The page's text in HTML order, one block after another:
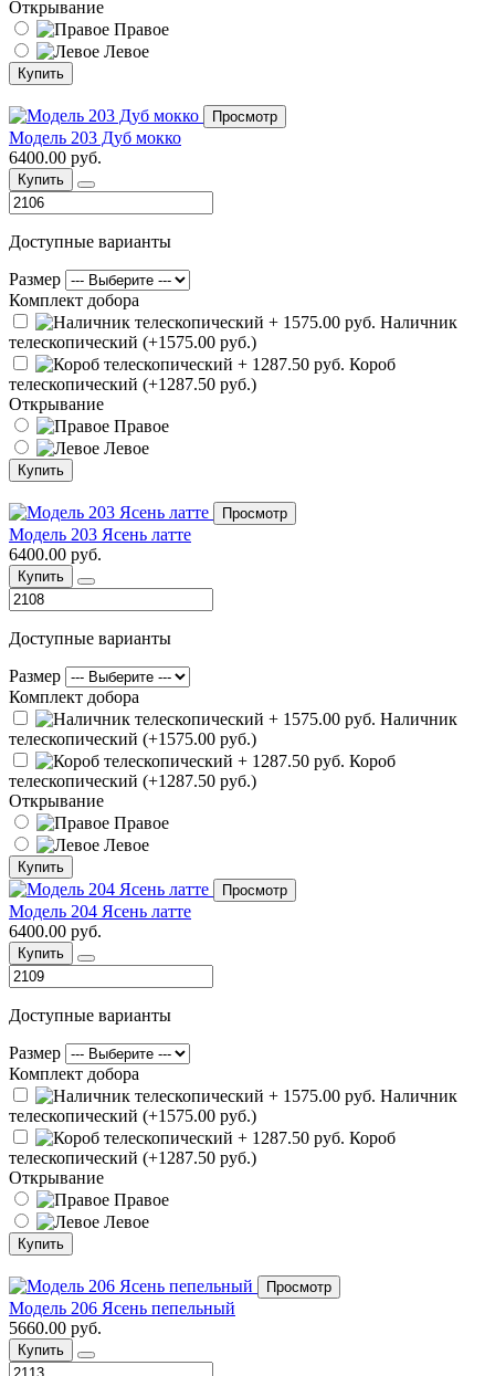
Открывание
Правое
Левое
Купить
Просмотр
Модель 203 Дуб мокко
6400.00 руб.
Купить
Доступные варианты
Размер
Комплект добора
Наличник
телескопический (+1575.00 руб.)
Короб
телескопический (+1287.50 руб.)
Открывание
Правое
Левое
Купить
Просмотр
Модель 203 Ясень латте
6400.00 руб.
Купить
Доступные варианты
Размер
Комплект добора
Наличник
телескопический (+1575.00 руб.)
Короб
телескопический (+1287.50 руб.)
Открывание
Правое
Левое
Купить
Просмотр
Модель 204 Ясень латте
6400.00 руб.
Купить
Доступные варианты
Размер
Комплект добора
Наличник
телескопический (+1575.00 руб.)
Короб
телескопический (+1287.50 руб.)
Открывание
Правое
Левое
Купить
Просмотр
Модель 206 Ясень пепельный
5660.00 руб.
Купить